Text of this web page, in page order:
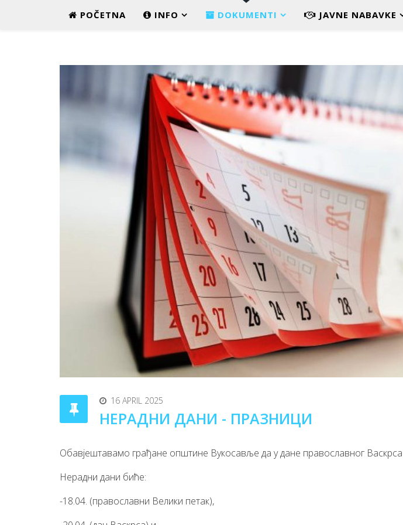
POČETNA INFO DOKUMENTI JAVNE NABAVKE
16 APRIL 2025
НЕРАДНИ ДАНИ - ПРАЗНИЦИ
Обавјештавамо грађане општине Вукосавље да у дане православног
Нерадни дани биће:
-18.04. (православни Велики петак),